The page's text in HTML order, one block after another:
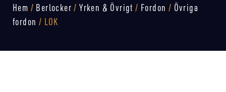
Hem / Berlocker /Yrken & Övrigt / Fordon / Övriga
fordon / LOK